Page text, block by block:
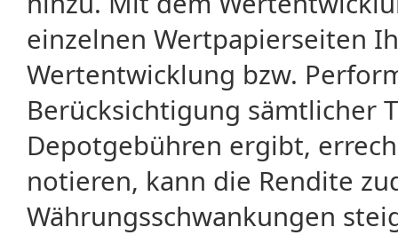
einzelnen Wertpapierseiten
Wertentwicklung bzw.
Berücksichtigung sämtlicher
Depotgebühren ergibt,
notieren, kann die Rendite
Währungsschwankungen